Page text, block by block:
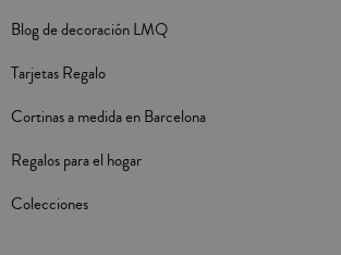
Blog de decoración LMQ
Tarjetas Regalo
Cortinas a medida en Barcelona
Regalos para el hogar
Colecciones